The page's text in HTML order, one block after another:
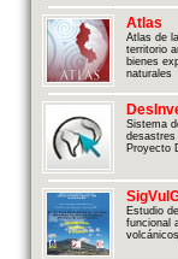
Atlas
Atlas de
territorio
bienes
naturales
Sistema
Proyecto
Estudio
funcional